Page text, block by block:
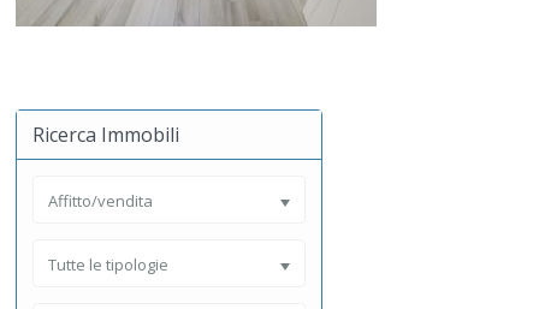
Ricerca Immobili
Affitto/vendita
Tutte le tipologie